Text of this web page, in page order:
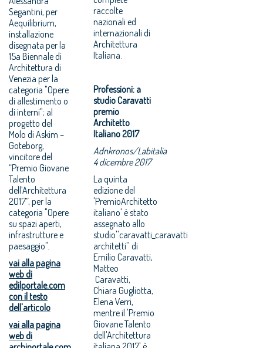
Segantini, per
Aequilibrium,
installazione
disegnata per la
15a Biennale di
Architettura di
Venezia per la
categoria "Opere
di allestimento o
di interni"; al
progetto del
Molo di Askim –
Goteborg,
vincitore del
“Premio Giovane
Talento
dell’Architettura
2017”, per la
categoria "Opere
su spazi aperti,
infrastrutture e
paesaggio".
vai alla pagina
web di
edilportale.com
con il testo
dell'articolo
vai alla pagina
web di
raccolte
nazionali ed
internazionali di
Architettura
Italiana.
Professioni: a
studio Caravatti
premio
Architetto
Italiano 2017
Adnkronos/Labitalia
4 dicembre 2017
La quinta
edizione del
'PremioArchitetto
italiano' è stato
assegnato allo
studio''caravatti_caravatti
architetti'' di
Emilio Caravatti,
Matteo
Caravatti,
Chiara Gugliotta,
Elena Verri,
mentre il 'Premio
Giovane Talento
dell'Architettura